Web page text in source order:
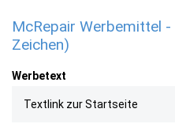
McRepair Werbemittel
Zeichen)
Werbetext
Textlink zur Startseite